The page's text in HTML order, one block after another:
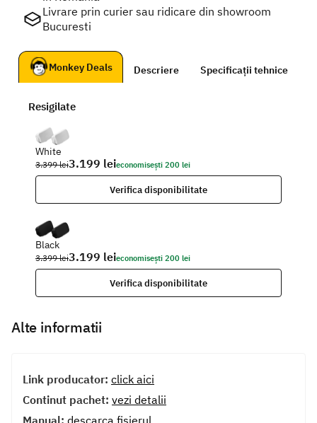
Livrare prin curier sau ridicare din showroom
Bucuresti
Monkey Deals Descriere Specificații tehnice
Resigilate
White
3.399 lei3.199 leieconomisești 200 lei
Verifica disponibilitate
Black
3.399 lei3.199 leieconomisești 200 lei
Verifica disponibilitate
Alte informatii
Link producator: click aici
Continut pachet: vezi detalii
Manual: descarca fisierul